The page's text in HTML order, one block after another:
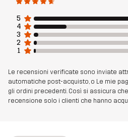
Numero di
articolo
10849_2001
5
4
3
2
1
Le recensioni verificate sono inviate
automatiche post-acquisto, o Le mie
gli ordini precedenti. Così si assicura
recensione solo i clienti che hanno